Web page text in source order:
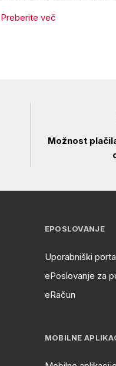
Preberite več
Možnost
EPOSLOVANJE
Uporabniški
ePoslovanje za
eRačun
MOBILNE